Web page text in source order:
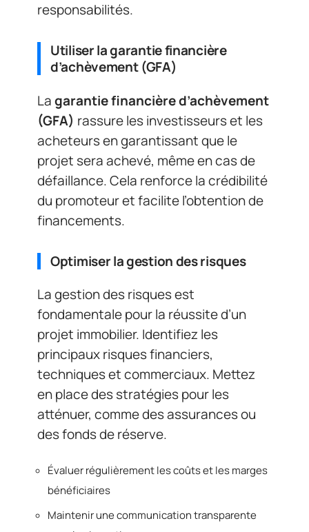
responsabilités.
Utiliser la garantie financière
d’achèvement (GFA)
Lagarantie financière d’achèvement
(GFA) rassure les investisseurs et les
acheteurs en garantissant que le
projet sera achevé, même en cas de
défaillance. Cela renforce la crédibilité
du promoteur et facilite l’obtention de
financements.
Optimiser la gestion des risques
La gestion des risques est
fondamentale pour la réussite d’un
projet immobilier. Identifiez les
principaux risques financiers,
techniques et commerciaux. Mettez
en place des stratégies pour les
atténuer, comme des assurances ou
des fonds de réserve.
Évaluer régulièrement les coûts et les marges
bénéficiaires
Maintenir une communication transparente